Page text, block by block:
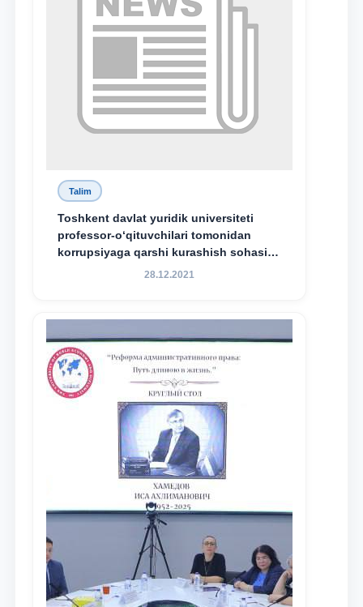
Talim
Toshkent davlat yuridik universiteti
professor-o‘qituvchilari tomonidan
korrupsiyaga qarshi kurashish sohasida
amalga oshirilayotgan islohotlar hamda
maqsadida xorijiy va mahalliy ilmiy
nashrlarda chop etilgan maqolalar
dayjesti
28.12.2021